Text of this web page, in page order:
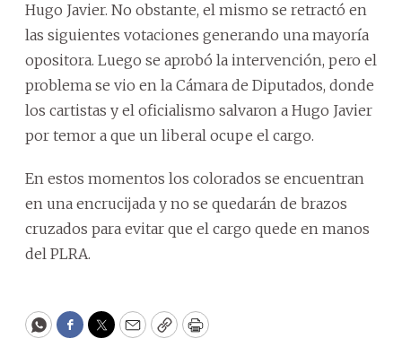
Hugo Javier. No obstante, el mismo se retractó en
las siguientes votaciones generando una mayoría
opositora. Luego se aprobó la intervención, pero el
problema se vio en la Cámara de Diputados, donde
los cartistas y el oficialismo salvaron a Hugo Javier
por temor a que un liberal ocupe el cargo.
En estos momentos los colorados se encuentran
en una encrucijada y no se quedarán de brazos
cruzados para evitar que el cargo quede en manos
del PLRA.
WhatsApp
Facebook
Twitter
EmailCopyPrint